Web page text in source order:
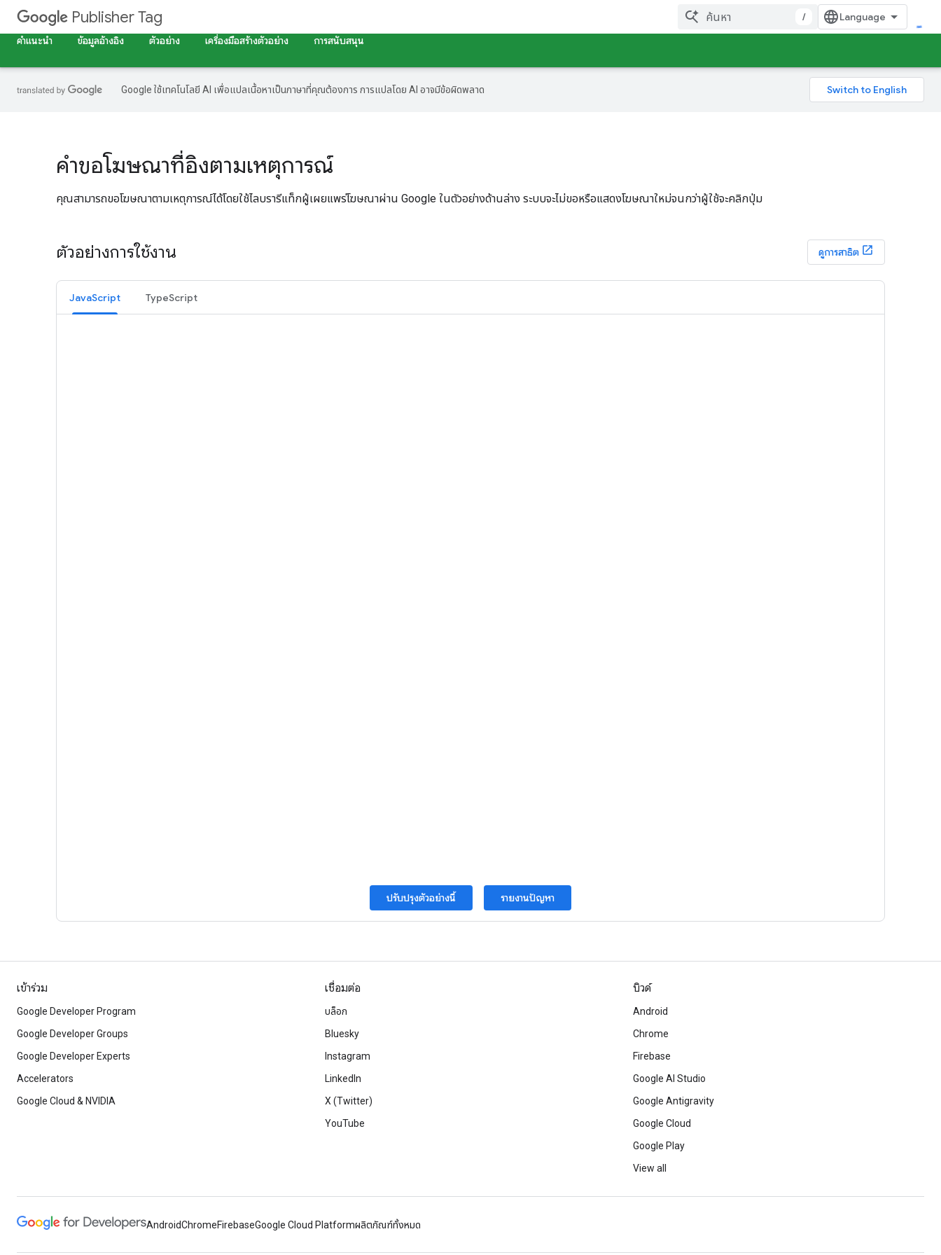
Publisher Tag
/
คำแนะนำ
ข้อมูลอ้างอิง ตัวอย่าง เครื่องมือสร้างตัวอย่าง การสนับสนุน
Google ใช้เทคโนโลยี AI เพื่อแปลเนื้อหาเป็นภาษาที่คุณต้องการ การแปลโดย AI อาจมีข้อผิดพลาด
คำขอโฆษณาที่อิงตามเหตุการณ์
คุณสามารถขอโฆษณาตามเหตุการณ์ได้โดยใช้ไลบรารีแท็กผู้เผยแพร่โฆษณาผ่าน Google ในตัวอย่างด้านล่าง ระบบจะไม่ขอหรือแสดงโฆษณาใหม่จนกว่าผู้ใช้จะคลิกปุ่ม
ตัวอย่างการใช้งาน ดูการสาธิต
JavaScript TypeScript
ปรับปรุงตัวอย่างนี้ รายงานปัญหา
เข้าร่วม
Google Developer Program
Google Developer Groups
Google Developer Experts
Accelerators
Google Cloud & NVIDIA
เชื่อมต่อ
บล็อก
Bluesky
Instagram
LinkedIn
X (Twitter)
YouTube
บิวด์
Android
Chrome
Firebase
Google AI Studio
Google Antigravity
Google Cloud
Google Play
View all
AndroidChromeFirebaseGoogle Cloud Platformผลิตภัณฑ์ทั้งหมด